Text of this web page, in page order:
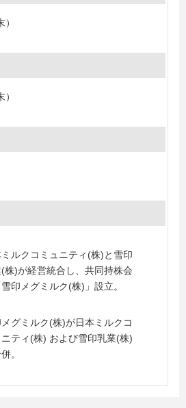
ミルクコミュニティ(株)と雪印
株)が経営統合し、共同持株会
印メグミルク(株)」設立。
グミルク(株)が日本ミルクコ
ニティ(株) および雪印乳業(株)
。